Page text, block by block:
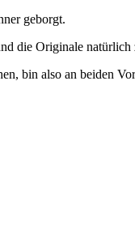
geborgt.
die Originale
bin also an beiden